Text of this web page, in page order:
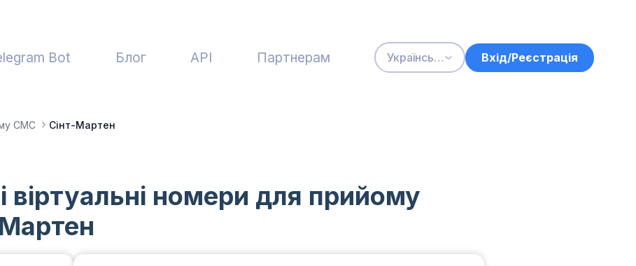
Bot Блог API Партнерам Українська Вхід/Реєстрація
СМС Сінт-Мартен
віртуальні номери для прийому